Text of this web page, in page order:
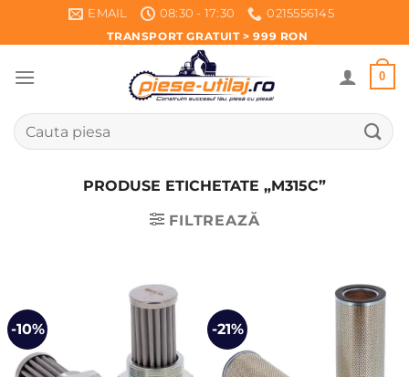
EMAIL 08:30 - 17:30
0215556145
TRANSPORT GRATUIT > 999 RON
0
Caută
după:
PRODUSE ETICHETATE „M315C”
FILTREAZĂ
-10% -21%